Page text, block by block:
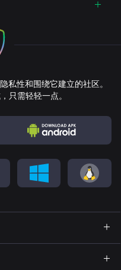
私性和围绕它建立的社区。
只需轻轻一点。